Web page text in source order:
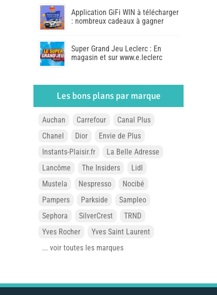
Application GiFi WIN à télécharger
: nombreux cadeaux à gagner
Super Grand Jeu Leclerc : En
magasin et sur www.e.leclerc
Les bons plans par marque
Auchan Carrefour
Canal Plus
Chanel
Dior
Envie de Plus
Instants-Plaisir.fr
La Belle Adresse
Lancôme
The Insiders
Lidl
Mustela
Nespresso
Nocibé
Pampers
Parkside
Sampleo
Sephora
SilverCrest
TRND
Yves Rocher
Yves Saint Laurent
... voir toutes les marques